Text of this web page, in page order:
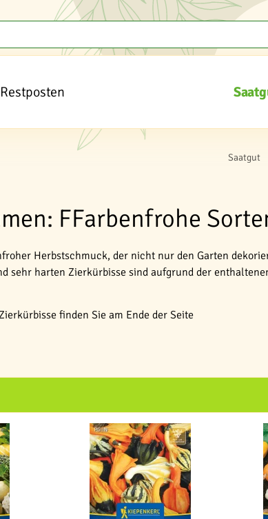
Restposten
Saatgut
FFarbenfrohe
Herbstschmuck, der nicht nur den Garten
sehr harten Zierkürbisse sind aufgrund der
finden Sie am Ende der Seite